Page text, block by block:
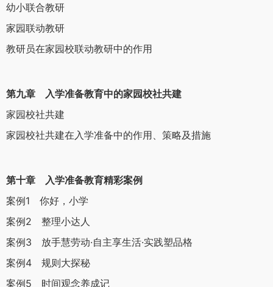
幼小联合教研
家园联动教研
教研员在家园校联动教研中的作用
第九章 入学准备教育中的家园校社共建
家园校社共建
家园校社共建在入学准备中的作用、策略及措施
第十章 入学准备教育精彩案例
案例1 你好，小学
案例2 整理小达人
案例3 放手慧劳动·自主享生活·实践塑品格
案例4 规则大探秘
案例5 时间观念养成记